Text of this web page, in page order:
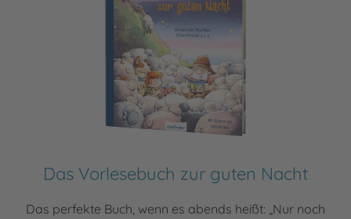
Das Vorlesebuch zur guten Nacht
Das perfekte Buch, wenn es abends heißt: „Nur noch